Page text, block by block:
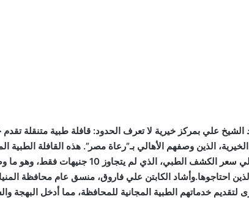
الشيخ علي بمركز خيرية لا تعرف الحدود: قافلة طبية متنقلة
الذين وصفهم الأهالي بـ”رعاة مصر”. هذه القافلة
والأذن والحنجرة.وقد أبهر الأهالي
احتاجوها.وأشاد الكابتن علي فاروق، منسق عام محافظة
لتقديم خدماتهم الطبية المجانية للمحافظة، مما أدخل البهجة